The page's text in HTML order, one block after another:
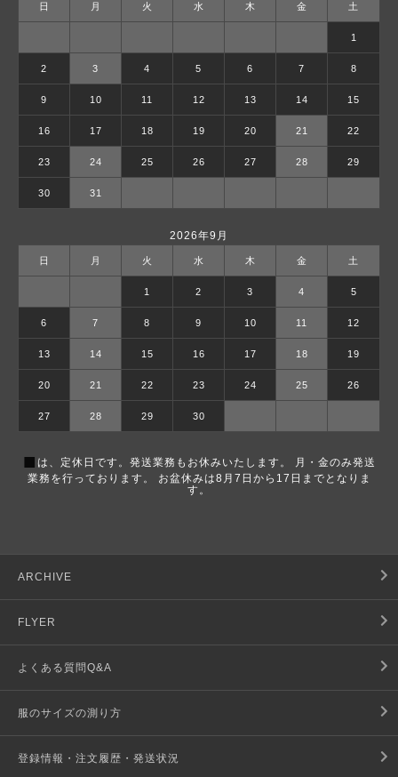
日 月 火 水 木 金 土
1
2 3 4 5 6 7 8
9 10 11 12 13 14 15
16 17 18 19 20 21 22
23 24 25 26 27 28 29
30 31
2026年9月
日 月 火 水 木 金 土
1 2 3 4 5
6 7 8 9 10 11 12
13 14 15 16 17 18 19
20 21 22 23 24 25 26
27 28 29 30
■ は、定休日です。発送業務もお休みいたします。 月・金のみ発送
業務を行っております。 お盆休みは8月7日から17日までとなりま
す。
ARCHIVE
FLYER
よくある質問Q&A
服のサイズの測り方
登録情報・注文履歴・発送状況